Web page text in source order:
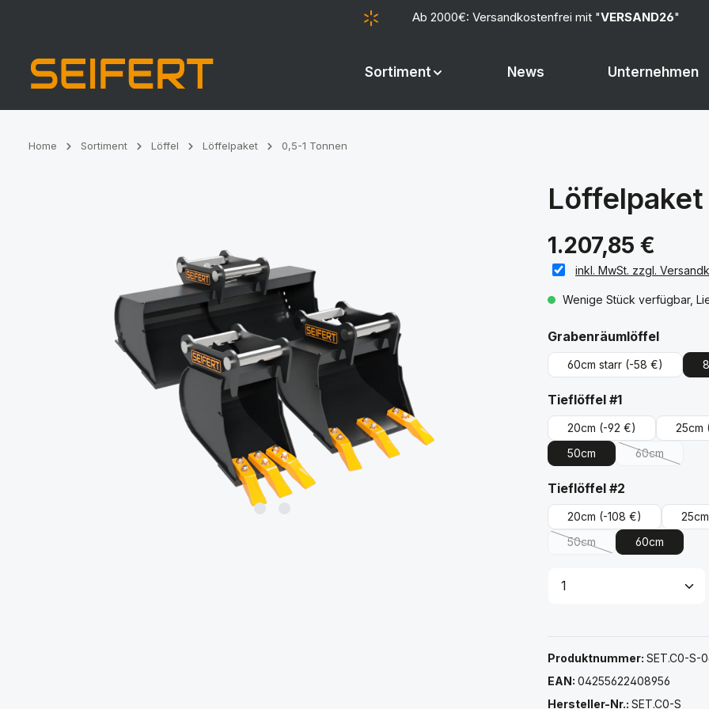
Ab 2000€: Versandkostenfrei mit "VERSAND26"
Sortiment News Unternehmen
Home Sortiment Löffel Löffelpaket 0,5-1 Tonnen
Löffelpaket
1.207,85 €
inkl. MwSt. zzgl.
Wenige Stück verfügbar,
Grabenräumlöffel
60cm starr (-58 €)
Tieflöffel #1auswählen
20cm (-92 €) 25cm
50cm
60cm
(Diese
Tieflöffel #2
20cm (-108 €) 25cm
50cm
(Diese Option ist zurzeit
60cm
Produkt Anzahl:
Produktnummer: SET.C0-S-
EAN: 04255622408956
Hersteller-Nr.: SET.C0-S